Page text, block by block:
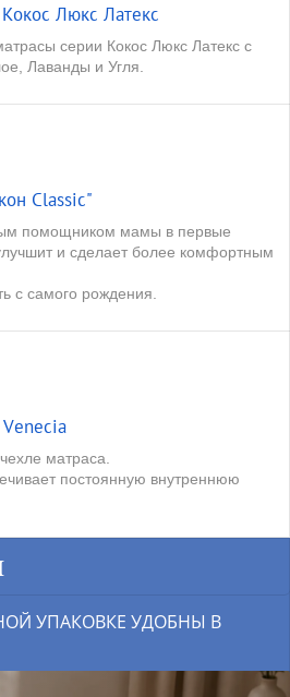
Люкс Латекс
серии Кокос Люкс Латекс с
Лаванды и Угля.
Classic"
помощником мамы в первые
и сделает более комфортным
с самого рождения.
матраса.
постоянную внутреннюю
УПАКОВКЕ УДОБНЫ В